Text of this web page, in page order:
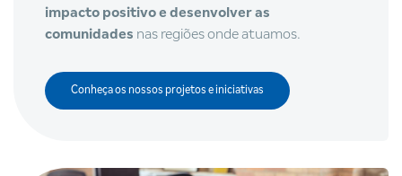
impacto positivo e desenvolver as
comunidades nas regiões onde atuamos.
Conheça os nossos projetos e iniciativas